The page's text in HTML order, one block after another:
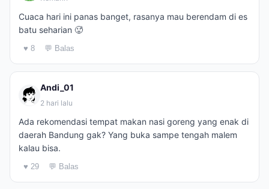
Cuaca hari ini panas banget, rasanya mau berendam di es
batu seharian 🥵
♥ 8 💬 Balas
Andi_01
2 hari lalu
Ada rekomendasi tempat makan nasi goreng yang enak di
daerah Bandung gak? Yang buka sampe tengah malem
kalau bisa.
♥ 29 💬 Balas